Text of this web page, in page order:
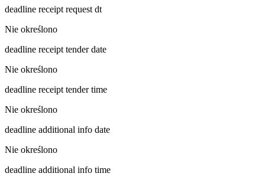
deadline receipt request dt
Nie określono
deadline receipt tender date
Nie określono
deadline receipt tender time
Nie określono
deadline additional info date
Nie określono
deadline additional info time